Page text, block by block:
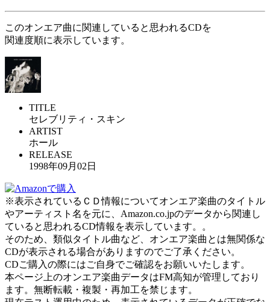
このオンエア曲に関連していると思われるCDを
関連度順に表示しています。
TITLE
セレブリティ・スキン
ARTIST
ホール
RELEASE
1998年09月02日
※表示されているＣＤ情報についてオンエア楽曲のタイトル
やアーティスト名を元に、Amazon.co.jpのデータから関連し
ていると思われるCD情報を表示しています。。
そのため、類似タイトル曲など、オンエア楽曲とは無関係な
CDが表示される場合がありますのでご了承ください。
CDご購入の際にはご自身でご確認をお願いいたします。
本ページ上のオンエア楽曲データはFM高知が管理しており
ます。無断転載・複製・再加工を禁じます。